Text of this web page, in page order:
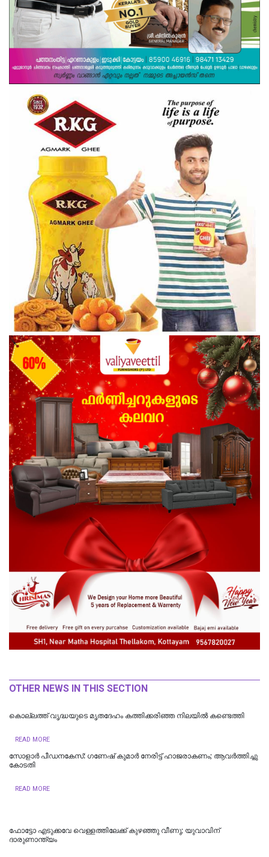
OTHER NEWS IN THIS SECTION
കൊല്ലത്ത് വൃദ്ധയുടെ മൃതദേഹം കത്തിക്കരിഞ്ഞ നിലയില്‍ കണ്ടെത്തി
READ MORE
സോളാർ പീഡനകേസ്: ഗണേഷ് കുമാർ നേരിട്ട് ഹാജരാകണം; ആവർത്തിച്ചു
കോടതി
READ MORE
ഫോട്ടോ എടുക്കവേ വെള്ളത്തിലേക്ക് കുഴഞ്ഞു വീണു; യുവാവിന്
ദാരുണാന്ത്യം